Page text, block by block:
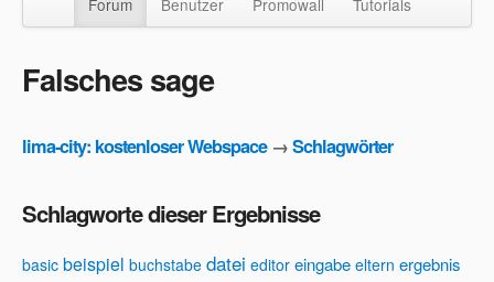
Forum Benutzer Promowall Tutorials
Falsches sage
lima-city: kostenloser Webspace→Schlagwörter
Schlagworte dieser Ergebnisse
basic beispiel buchstabe datei editor eingabe eltern ergebnis